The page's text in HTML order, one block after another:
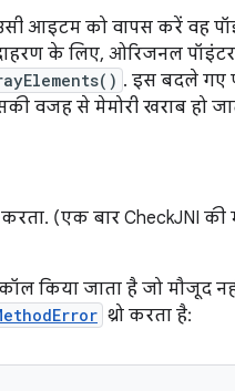
आइटम को वापस करें वह
के लिए, ओरिजनल
. इस बदले गए
वजह से मेमोरी खराब हो
(एक बार CheckJNI
किया जाता है जो मौजूद
थ्रो करता है: